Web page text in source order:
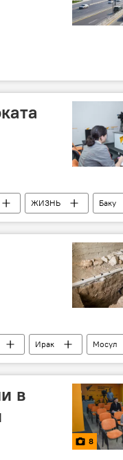
Вывески Указатели
ЖИЗНЬ
Баку
Прокат
Ирак
Мосул
в
8